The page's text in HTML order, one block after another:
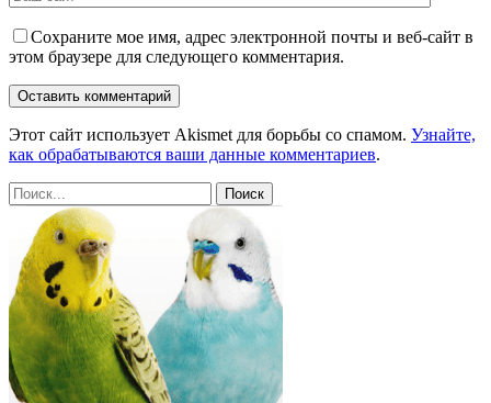
Сохраните мое имя, адрес электронной почты и веб-сайт в
этом браузере для следующего комментария.
Этот сайт использует Akismet для борьбы со спамом. Узнайте,
как обрабатываются ваши данные комментариев.